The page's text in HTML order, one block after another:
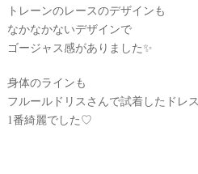
トレーンのレースのデザインも
なかなかないデザインで
ゴージャス感がありました✨
身体のラインも
フルールドリスさんで試着したドレ
1番綺麗でした♡